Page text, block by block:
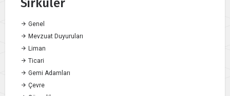
Sirküler
Genel
Mevzuat Duyuruları
Liman
Ticari
Gemi Adamları
Çevre